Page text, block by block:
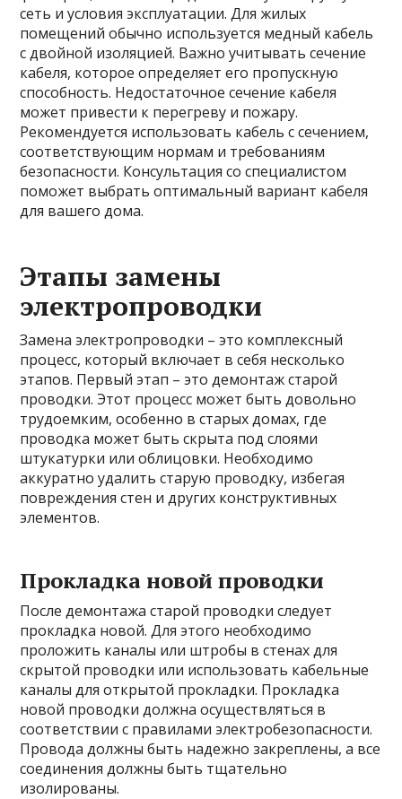
сеть и условия эксплуатации. Для жилых
помещений обычно используется медный кабель
с двойной изоляцией. Важно учитывать сечение
кабеля, которое определяет его пропускную
способность. Недостаточное сечение кабеля
может привести к перегреву и пожару.
Рекомендуется использовать кабель с сечением,
соответствующим нормам и требованиям
безопасности. Консультация со специалистом
поможет выбрать оптимальный вариант кабеля
для вашего дома.
Этапы замены
электропроводки
Замена электропроводки – это комплексный
процесс, который включает в себя несколько
этапов. Первый этап – это демонтаж старой
проводки. Этот процесс может быть довольно
трудоемким, особенно в старых домах, где
проводка может быть скрыта под слоями
штукатурки или облицовки. Необходимо
аккуратно удалить старую проводку, избегая
повреждения стен и других конструктивных
элементов.
Прокладка новой проводки
После демонтажа старой проводки следует
прокладка новой. Для этого необходимо
проложить каналы или штробы в стенах для
скрытой проводки или использовать кабельные
каналы для открытой прокладки. Прокладка
новой проводки должна осуществляться в
соответствии с правилами электробезопасности.
Провода должны быть надежно закреплены, а все
соединения должны быть тщательно
изолированы.